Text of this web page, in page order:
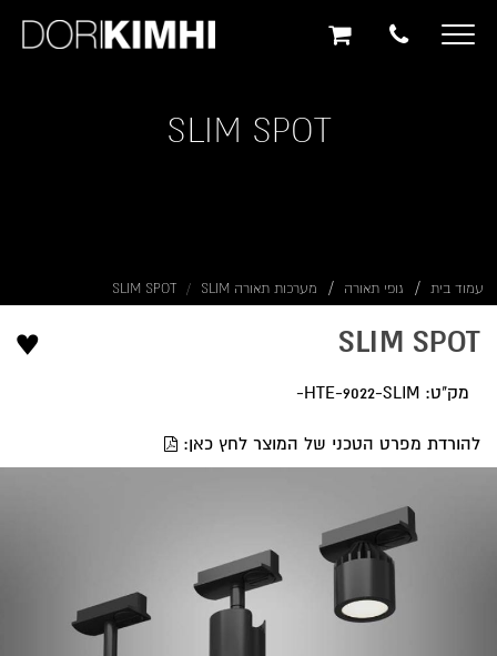
נגישות
ראשי
ראשיToggle
SLIM SPOT
עמוד בית גופי תאורה מערכות תאורה SLIM SLIM SPOT
SLIM SPOT
מק"ט: HTE-9022-SLIM-
להורדת מפרט הטכני של המוצר לחץ כאן:
♥